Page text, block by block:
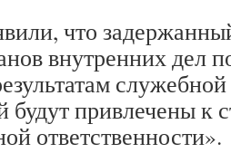
что
внутренних дел
будут привлечены к
ответственности».